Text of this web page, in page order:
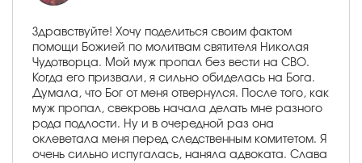
Здравствуйте! Хочу поделиться своим фактом
помощи Божией по молитвам святителя Николая
Чудотворца. Мой муж пропал без вести на СВО.
Когда его призвали, я сильно обиделась на Бога.
Думала, что Бог от меня отвернулся. После того, как
муж пропал, свекровь начала делать мне разного
рода подлости. Ну и в очередной раз она
оклеветала меня перед следственным комитетом. Я
очень сильно испугалась, наняла адвоката. Слава